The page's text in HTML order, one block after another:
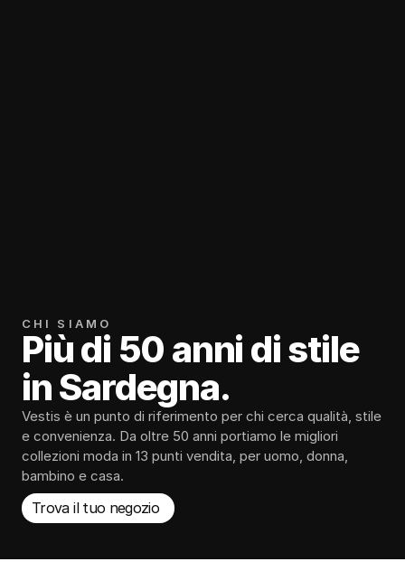
CHI SIAMO
Più di 50 anni di stile
in Sardegna.
Vestis è un punto di riferimento per chi cerca qualità, stile
e convenienza. Da oltre 50 anni portiamo le migliori
collezioni moda in 13 punti vendita, per uomo, donna,
bambino e casa.
Trova il tuo negozio